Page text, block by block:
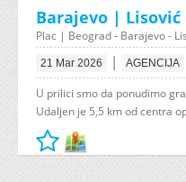
Barajevo |
Plac | Beograd - Barajevo -
21 Mar 2026 | AGENCIJA
U prilici smo da ponudimo
Udaljen je 5,5 km od centra